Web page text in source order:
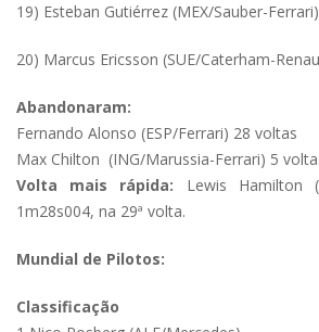
19) Esteban Gutiérrez (MEX/Sauber-
20) Marcus Ericsson (SUE/Caterham-
Abandonaram:
Fernando Alonso (ESP/Ferrari) 28 voltas
Max Chilton (ING/Marussia-Ferrari) 5
Volta mais rápida: Lewis Hamilton
1m28s004, na 29ª volta.
Mundial de Pilotos:
Classificação